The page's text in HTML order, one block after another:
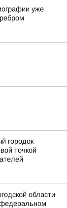
уже
городок
точкой
области